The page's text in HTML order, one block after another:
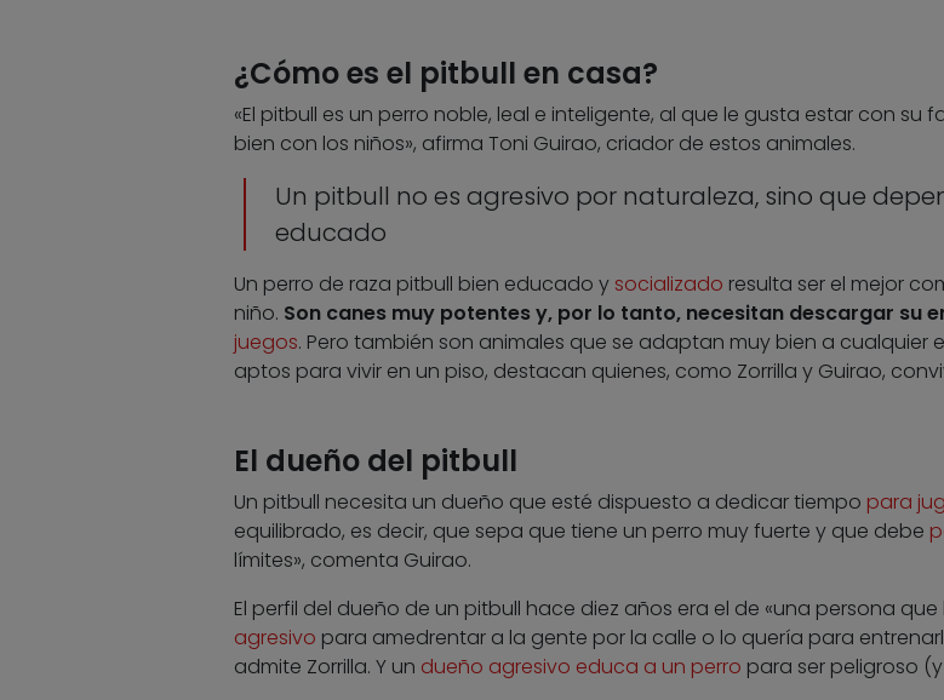
¿Cómo es el pitbull en casa?
«El pitbull es un perro noble, leal e inteligente, al que le gusta estar con su
bien con los niños», afirma Toni Guirao, criador de estos animales.
Un pitbull no es agresivo por naturaleza, sino que
educado
Un perro de raza pitbull bien educado y socializado resulta ser el mejor
niño. Son canes muy potentes y, por lo tanto, necesitan descargar su
juegos. Pero también son animales que se adaptan muy bien a cualquier
aptos para vivir en un piso, destacan quienes, como Zorrilla y Guirao,
El dueño del pitbull
Un pitbull necesita un dueño que esté dispuesto a dedicar tiempo para
equilibrado, es decir, que sepa que tiene un perro muy fuerte y que debe
límites», comenta Guirao.
El perfil del dueño de un pitbull hace diez años era el de «una persona
agresivo para amedrentar a la gente por la calle o lo quería para
admite Zorrilla. Y un dueño agresivo educa a un perro para ser peligroso